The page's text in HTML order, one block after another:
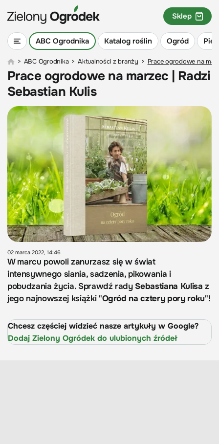
ABC Ogrodnika Katalog roślin Ogród
Sklep
> ABC Ogrodnika > Aktualności z branży > Prace ogrodowe na
Prace ogrodowe na marzec | Radzi
Sebastian Kulis
02 marca 2022, 14:46
W marcu powoli zanurzasz się w świat
intensywnego siania, sadzenia, pikowania i
pobudzania życia. Sprawdź rady Sebastiana Kulisa z
jego najnowszej książki "Ogród na cztery pory roku"!
Chcesz częściej widzieć nasze artykuły w Google?
Dodaj Zielony Ogródek do ulubionych źródeł